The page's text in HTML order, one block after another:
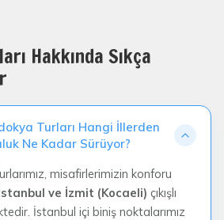
Hakkında Sıkça
Turları Hangi İllerden
Ne Kadar Sürüyor?
misafirlerimizin konforu
ve İzmit (Kocaeli) çıkışlı
İstanbul içi biniş noktalarımız